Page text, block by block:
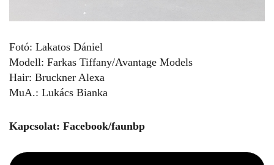
Fotó: Lakatos Dániel
Modell: Farkas Tiffany/Avantage Models
Hair: Bruckner Alexa
MuA.: Lukács Bianka
Kapcsolat: Facebook/faunbp